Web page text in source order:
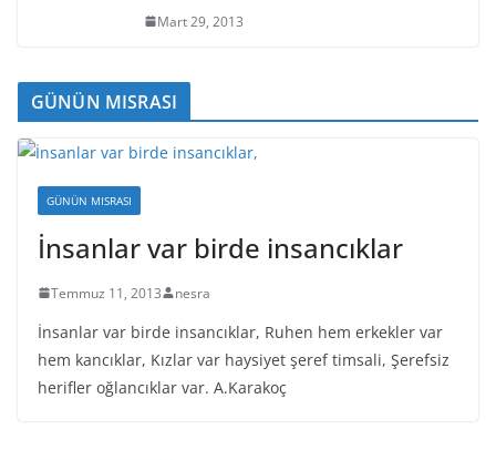
Mart 29, 2013
GÜNÜN MISRASI
GÜNÜN MISRASI
İnsanlar var birde insancıklar
Temmuz 11, 2013 nesra
İnsanlar var birde insancıklar, Ruhen hem erkekler var
hem kancıklar, Kızlar var haysiyet şeref timsali, Şerefsiz
herifler oğlancıklar var. A.Karakoç